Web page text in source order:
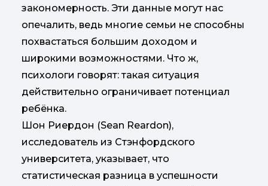
закономерность. Эти данные могут нас
опечалить, ведь многие семьи не способны
похвастаться большим доходом и
широкими возможностями. Что ж,
психологи говорят: такая ситуация
действительно ограничивает потенциал
ребёнка.
Шон Риердон (Sean Reardon),
исследователь из Стэнфордского
университета, указывает, что
статистическая разница в успешности